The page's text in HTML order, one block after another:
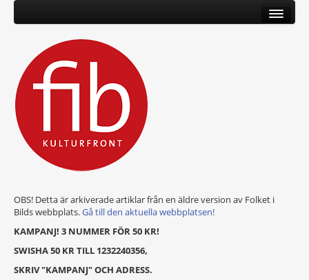
OBS! Detta är arkiverade artiklar från en äldre version av Folket i
Bilds webbplats.Gå till den aktuella webbplatsen!
KAMPANJ! 3 NUMMER FÖR 50 KR!
SWISHA 50 KR TILL 1232240356,
SKRIV "KAMPANJ" OCH ADRESS.